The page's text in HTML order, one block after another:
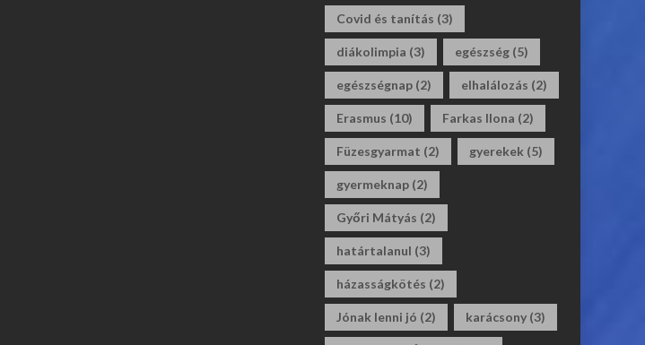
Covid és tanítás (3)
diákolimpia (3) egészség (5)
egészségnap (2) elhalálozás (2)
Erasmus (10) Farkas Ilona (2)
Füzesgyarmat (2) gyerekek (5)
gyermeknap (2)
Győri Mátyás (2)
határtalanul (3)
házasságkötés (2)
Jónak lenni jó (2) karácsony (3)